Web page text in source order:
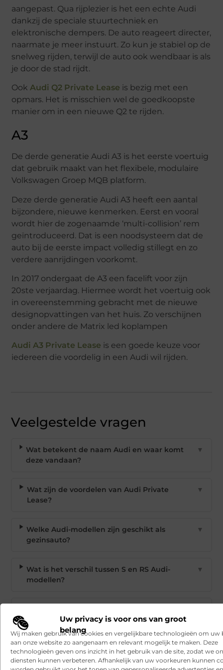
Uw privacy is voor ons van groot
belang
Wij maken gebruik van cookies en vergelijkbare technologieën om uw
aan onze website zo aangenaam en relevant mogelijk te maken. Deze
technologieën geven ons inzicht in het gebruik van de site, zodat we
diensten kunnen verbeteren. Afhankelijk van uw voorkeuren kunnen
aangepast. Qua rijplezier is het een echte Audi
dankzij de speciale stuurtechniek en
elektronische dempers. De auto reageert directer,
naarmate je meer instuurt. Zo kun je stabiel op de
snelweg rijden, terwijl de auto ook wendbaar is als
je door de stad rijdt.
OokAudi Q2 Private Lease is bezig met een
opmars. Het is misschien wel de goedkoopste
manier om in een nieuwe Q2 te rijden.
A3
De derde generatie Audi A3 is het eerste voertuig
dat gebruik maakt van het flexibele, modulaire
Volkswagen Groep MQB platform.
Deze derde generatie Audi A3 heeft een aantal
bijzondere, nieuwe kenmerken. Eerst en vooral
wordt hier de zogenaamde ‘multi-collision’ rem
geïntroduceerd. Dat is een noodsysteem dat de
auto bij de eerste impact volledig stillegt en zo
verdere aanrijdingen voorkomt.
In 2017 ondergaat de A3 een facelift voor zijn
20ste verjaardag. Hiermee wordt het voertuig ook
in overeenstemming gebracht met de nieuwe
designopvattingen van het huis. Zo verschijnen
onder andere de Matrix led koplampen
Audi A3 Private Lease is een goede keuze voor
iedereen die voordelig in een Audi wil rijden.
Veelgestelde vragen
Wat betekent de naam Audi en waar komt
deze vandaan?
▼
Wat zijn de voordelen van Audi Private
Lease?
▼
Welke Audi-modellen zijn geschikt als
gezinsauto?
▼
Wat is het verschil tussen S en RS Audi-
modellen?
▼
eigenaren?
Goed artikel? Deel hem dan op: